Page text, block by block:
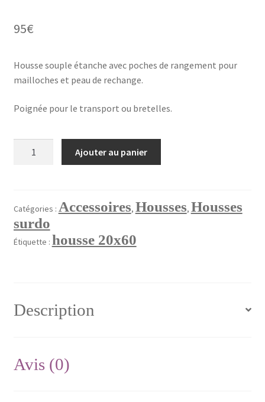
Validation de la commande
95€
Housse souple étanche avec poches de rangement pour
mailloches et peau de rechange.
Poignée pour le transport ou bretelles.
20"x60cm
Ajouter au panier
Catégories : Accessoires, Housses, Housses
surdo
Étiquette : housse 20x60
Description
Avis (0)